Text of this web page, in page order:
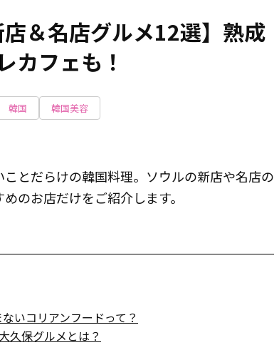
＆名店グルメ12選】熟成
カフェも！
韓国 韓国美容
とだらけの韓国料理。ソウルの新店や名店の
のお店だけをご紹介します。
いコリアンフードって？
久保グルメとは？